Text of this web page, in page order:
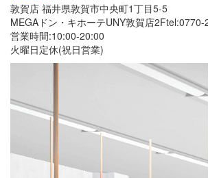
敦賀店 福井県敦賀市中央町1丁目5-5
MEGAドン・キホーテUNY敦賀店2Ftel:0770-
営業時間:10:00-20:00
火曜日定休(祝日営業)